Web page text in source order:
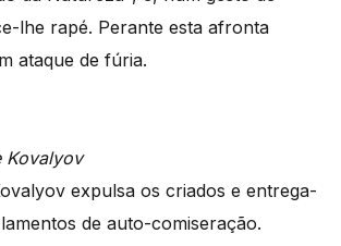
lhe rapé. Perante esta afronta
ataque de fúria.
Kovalyov
expulsa os criados e entrega-
de auto-comiseração.